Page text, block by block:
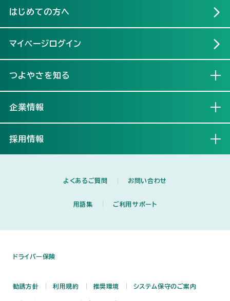
はじめての方へ
マイページログイン
つよやさを知る
企業情報
採用情報
よくあるご質問 お問い合わせ
用語集 ご利用サポート
ドライバー保険
勧誘方針 利用規約 推奨環境 システム保守のご案内